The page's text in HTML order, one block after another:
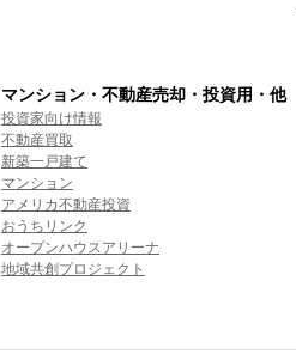
マンション・不動産売却・投資用・他
投資家向け情報
不動産買取
新築一戸建て
マンション
アメリカ不動産投資
おうちリンク
オープンハウスアリーナ
地域共創プロジェクト